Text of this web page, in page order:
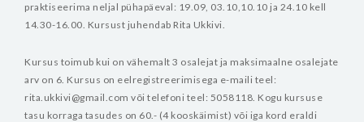
praktiseerima neljal pühapäeval: 19.09, 03.10,10.10 ja 24.10 kell
14.30-16.00. Kursust juhendab Rita Ukkivi.
Kursus toimub kui on vähemalt 3 osalejat ja maksimaalne osalejate
arv on 6. Kursus on eelregistreerimisega e-maili teel:
rita.ukkivi@gmail.com või telefoni teel: 5058118. Kogu kursuse
tasu korraga tasudes on 60.- (4 kooskäimist) või iga kord eraldi